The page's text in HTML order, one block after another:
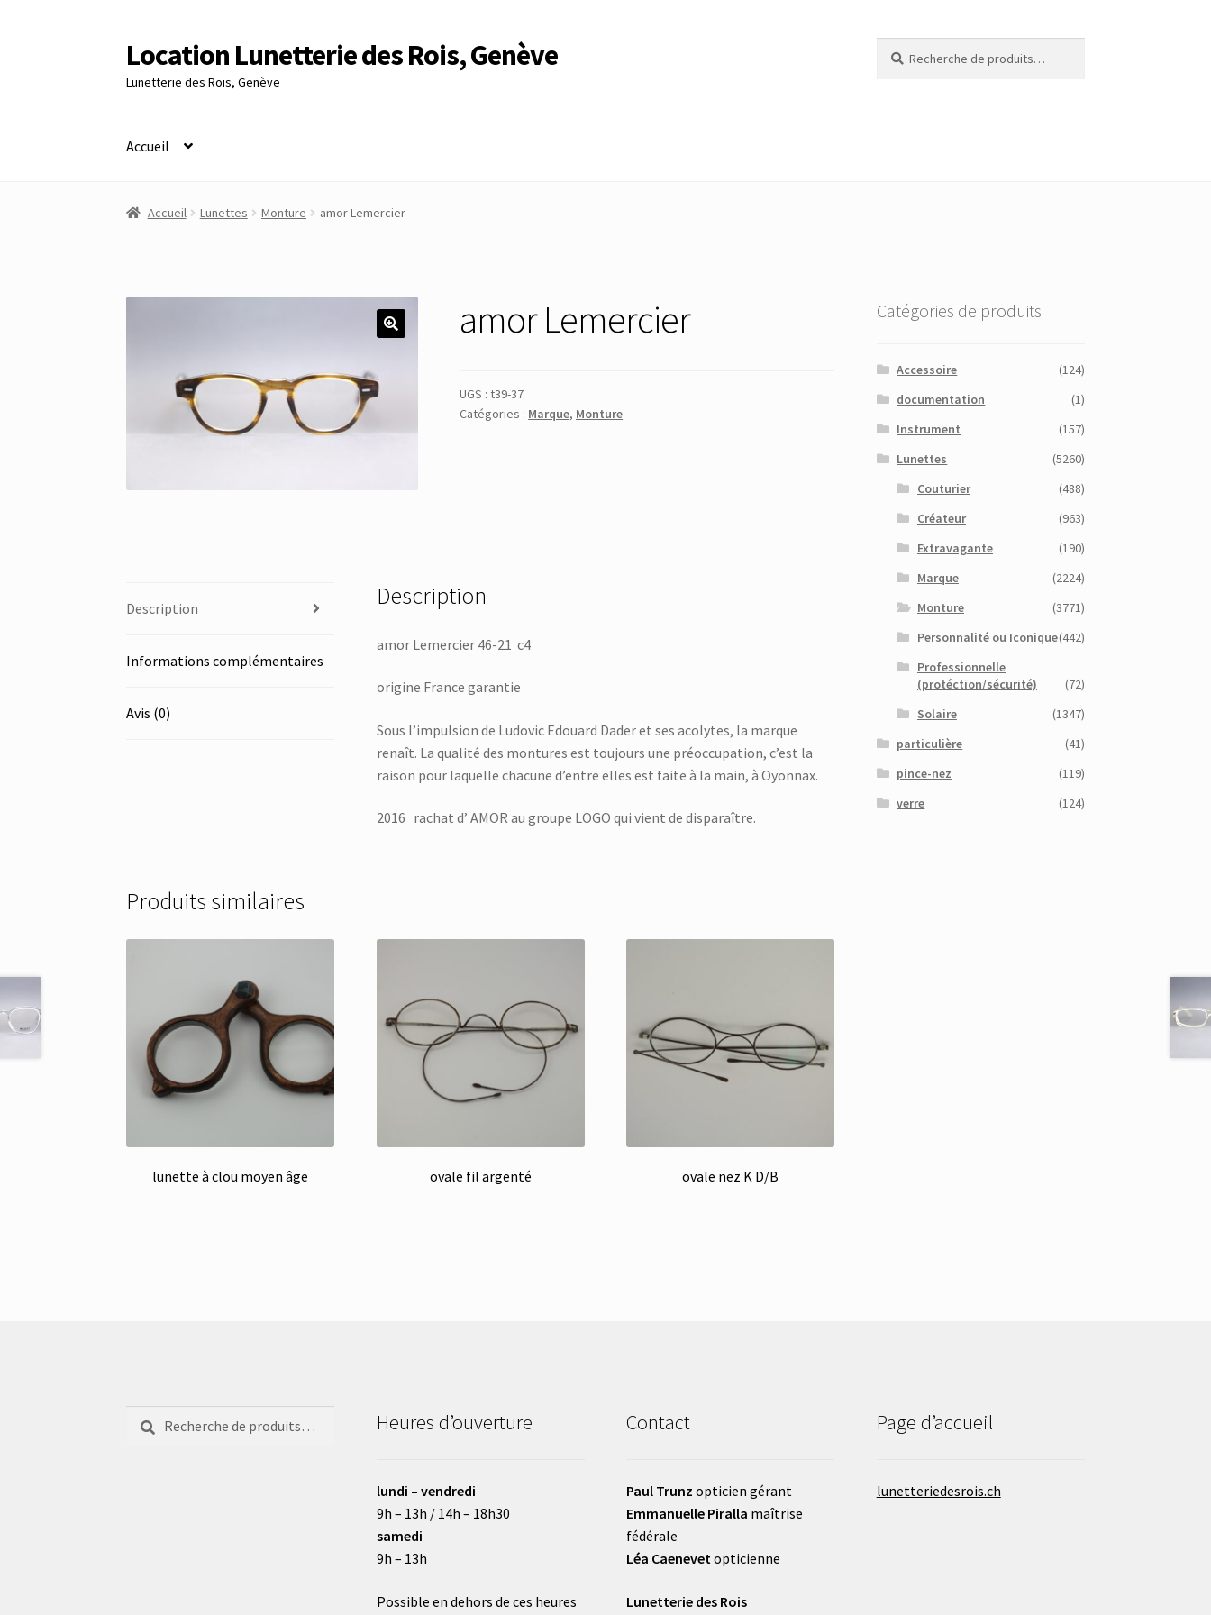
Aller
à
la
Aller
au
contenu
Location Lunetterie des Rois, Genève
Lunetterie des Rois, Genève
pour :
Accueil
Accueil Altimètre Artaria Genève Commande
Accueil Lunettes Monture amor Lemercier
amor Lemercier
UGS :t39-37
Catégories : Marque, Monture
Description
Informations complémentaires
Avis (0)
Description
amor Lemercier 46-21 c4
origine France garantie
Sous l’impulsion de Ludovic Edouard Dader et ses acolytes, la marque
renaît. La qualité des montures est toujours une préoccupation, c’est la
raison pour laquelle chacune d’entre elles est faite à la main, à Oyonnax.
2016 rachat d’ AMOR au groupe LOGO qui vient de disparaître.
Produits similaires
lunette à clou moyen âge ovale fil argenté ovale nez K D/B
Catégories de produits
Accessoire
(124)
documentation
(1)
Instrument
(157)
Lunettes
(5260)
Couturier
(488)
Créateur
(963)
Extravagante
(190)
Marque
(2224)
Monture
(3771)
Personnalité ou Iconique(442)
Professionnelle
(protéction/sécurité)
(72)
Solaire
(1347)
particulière
(41)
pince-nez
(119)
verre
(124)
Recherche
pour :
Recherche Heures d’ouverture
lundi – vendredi
9h – 13h / 14h – 18h30
samedi
9h – 13h
Possible en dehors de ces heures
Contact
Paul Trunz opticien gérant
Emmanuelle Piralla maîtrise
fédérale
Léa Caenevetopticienne
Lunetterie des Rois
Page d’accueil
lunetteriedesrois.ch